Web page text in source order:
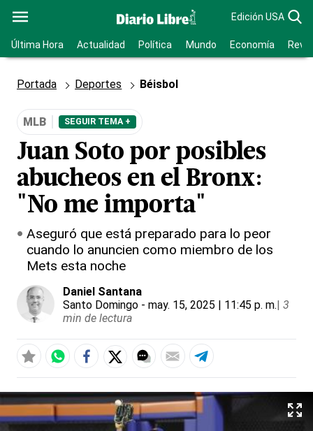
Edición USA
Última Hora Actualidad Política Mundo Economía
Portada Deportes Béisbol
MLB SEGUIR TEMA +
Juan Soto por posibles
abucheos en el Bronx:
"No me importa"
Aseguró que está preparado para lo peor
cuando lo anuncien como miembro de los
Mets esta noche
Daniel Santana
Santo Domingo - may. 15, 2025 | 11:45 p. m.| 3
min de lectura